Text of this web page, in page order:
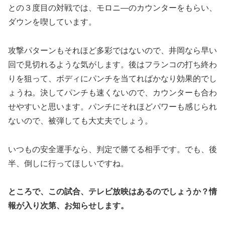
との３度目の対戦では、モロニ―のカウンターをもらい、
ダウンを喫しています。
攻撃パターンもそれほど多彩ではないので、井岡なら早い
回で見切れるような気がします。後はフランコの打ち終わ
りを狙って、ボディにパンチを当てればかなり効果的でし
ょうね。決してパンチも速くないので、カウンターも合わ
せやすいと思います。パンチにそれほどパワーも感じられ
ないので、被弾しても大丈夫でしょう。
いつもの安全運手なら、判定で勝てる相手です。でも、後
半、倒しに行ってほしいですね。
ところで、この試合、テレビ放映はあるのでしょうか？情
報が入り次第、お知らせします。